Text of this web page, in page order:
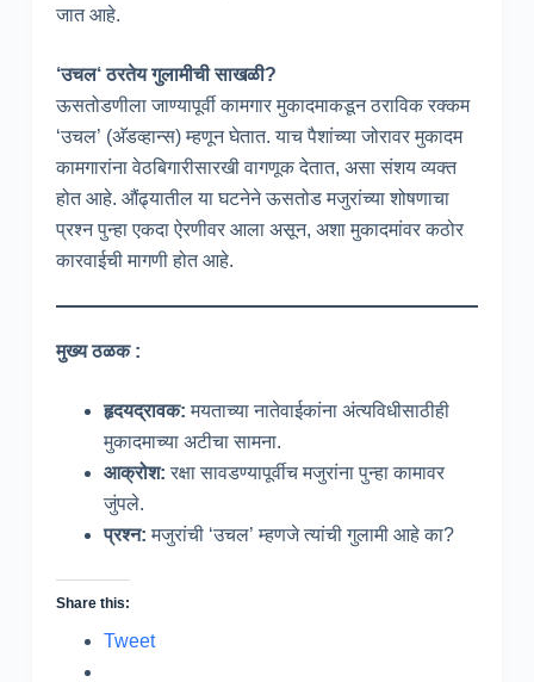
जात आहे.
‘उचल‘ठरतेय गुलामीची साखळी?
ऊसतोडणीला जाण्यापूर्वी कामगार मुकादमाकडून ठराविक रक्कम
‘उचल’ (अ‍ॅडव्हान्स) म्हणून घेतात. याच पैशांच्या जोरावर मुकादम
कामगारांना वेठबिगारीसारखी वागणूक देतात, असा संशय व्यक्त
होत आहे. औंढ्यातील या घटनेने ऊसतोड मजुरांच्या शोषणाचा
प्रश्न पुन्हा एकदा ऐरणीवर आला असून, अशा मुकादमांवर कठोर
कारवाईची मागणी होत आहे.
मुख्य ठळक :
हृदयद्रावक: मयताच्या नातेवाईकांना अंत्यविधीसाठीही
मुकादमाच्या अटीचा सामना.
आक्रोश: रक्षा सावडण्यापूर्वीच मजुरांना पुन्हा कामावर
जुंपले.
प्रश्न: मजुरांची ‘उचल’ म्हणजे त्यांची गुलामी आहे का?
Share this:
Tweet